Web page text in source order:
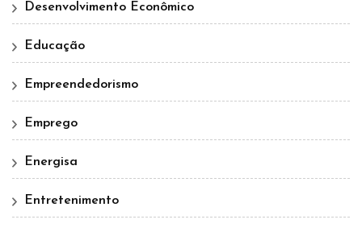
Desenvolvimento Econômico
Educação
Empreendedorismo
Emprego
Energisa
Entretenimento